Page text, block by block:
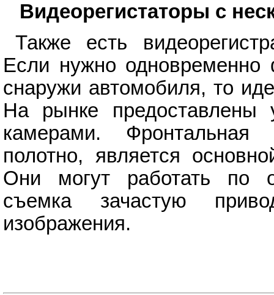
Видеорегистаторы с
Также есть
Если нужно одновременно
снаружи автомобиля, то
На рынке предоставлены
камерами.
полотно, является
Они могут работать по
съемка зачастую
изображения.